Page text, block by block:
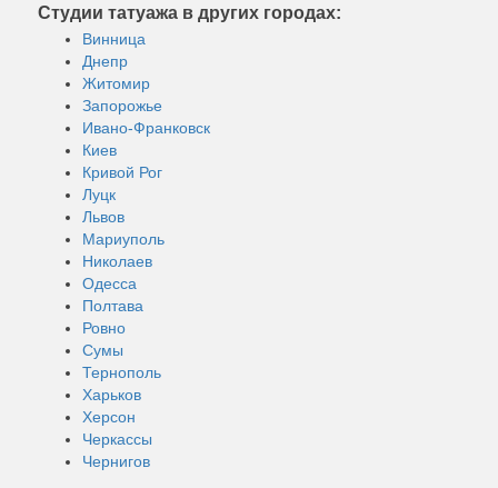
Студии татуажа в других городах:
Винница
Днепр
Житомир
Запорожье
Ивано-Франковск
Киев
Кривой Рог
Луцк
Львов
Мариуполь
Николаев
Одесса
Полтава
Ровно
Сумы
Тернополь
Харьков
Херсон
Черкассы
Чернигов